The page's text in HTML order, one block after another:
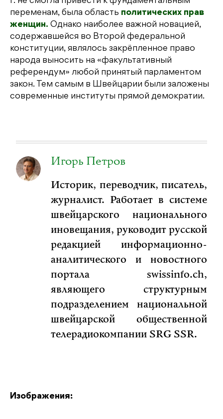
переменам, была область политических прав
женщин. Однако наиболее важной новацией,
содержавшейся во Второй федеральной
конституции, являлось закрёпленное право
народа выносить на «факультативный
референдум» любой принятый парламентом
закон. Тем самым в Швейцарии были заложены
современные институты прямой демократии.
Игорь Петров
Историк, переводчик, писатель,
журналист. Работает в системе
швейцарского национального
иновещания, руководит русской
редакцией информационно-
аналитического и новостного
портала swissinfo.ch,
являющего структурным
подразделением национальной
швейцарской общественной
телерадиокомпании SRG SSR.
Изображения: